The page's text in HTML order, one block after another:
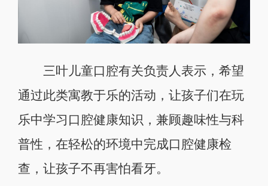
三叶儿童口腔有关负责人表示，希望
通过此类寓教于乐的活动，让孩子们在玩
乐中学习口腔健康知识，兼顾趣味性与科
普性，在轻松的环境中完成口腔健康检
查，让孩子不再害怕看牙。